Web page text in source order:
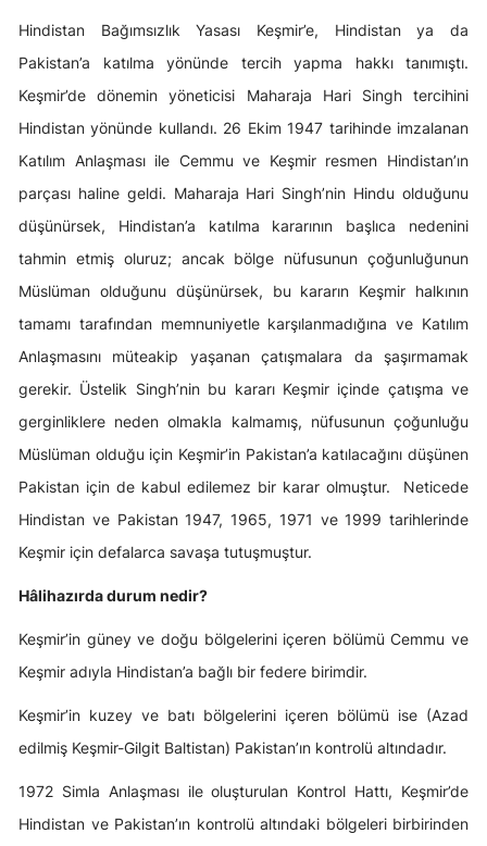
Hindistan Bağımsızlık Yasası Keşmir’e, Hindistan ya da
Pakistan’a katılma yönünde tercih yapma hakkı tanımıştı.
Keşmir’de dönemin yöneticisi Maharaja Hari Singh tercihini
Hindistan yönünde kullandı. 26 Ekim 1947 tarihinde imzalanan
Katılım Anlaşması ile Cemmu ve Keşmir resmen Hindistan’ın
parçası haline geldi. Maharaja Hari Singh’nin Hindu olduğunu
düşünürsek, Hindistan’a katılma kararının başlıca nedenini
tahmin etmiş oluruz; ancak bölge nüfusunun çoğunluğunun
Müslüman olduğunu düşünürsek, bu kararın Keşmir halkının
tamamı tarafından memnuniyetle karşılanmadığına ve Katılım
Anlaşmasını müteakip yaşanan çatışmalara da şaşırmamak
gerekir. Üstelik Singh’nin bu kararı Keşmir içinde çatışma ve
gerginliklere neden olmakla kalmamış, nüfusunun çoğunluğu
Müslüman olduğu için Keşmir’in Pakistan’a katılacağını düşünen
Pakistan için de kabul edilemez bir karar olmuştur. Neticede
Hindistan ve Pakistan 1947, 1965, 1971 ve 1999 tarihlerinde
Keşmir için defalarca savaşa tutuşmuştur.
Hâlihazırda durum nedir?
Keşmir’in güney ve doğu bölgelerini içeren bölümü Cemmu ve
Keşmir adıyla Hindistan’a bağlı bir federe birimdir.
Keşmir’in kuzey ve batı bölgelerini içeren bölümü ise (Azad
edilmiş Keşmir-Gilgit Baltistan) Pakistan’ın kontrolü altındadır.
1972 Simla Anlaşması ile oluşturulan Kontrol Hattı, Keşmir’de
Hindistan ve Pakistan’ın kontrolü altındaki bölgeleri birbirinden